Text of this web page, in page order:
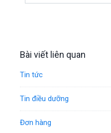
Bài viết liên quan
Tin tức
Tin điều dưỡng
Đơn hàng